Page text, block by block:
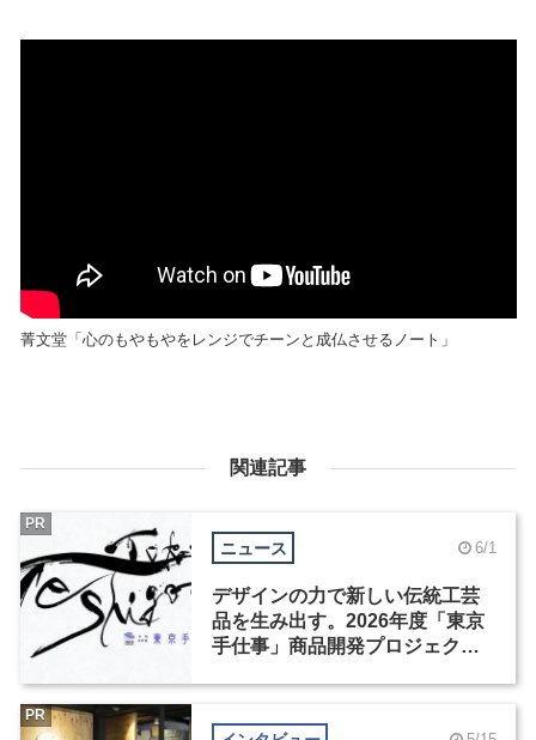
菁文堂「心のもやもやをレンジでチーンと成仏させるノート」
関連記事
ニュース 6/1
デザインの力で新しい伝統工芸
品を生み出す。2026年度「東京
手仕事」商品開発プロジェクト
PR
PR